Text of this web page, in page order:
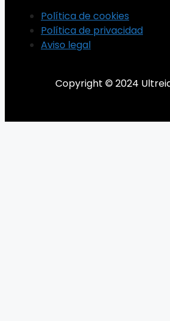
Política de cookies
Política de privacidad
Aviso legal
Copyright © 2024